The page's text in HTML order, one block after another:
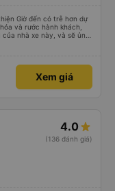
Giờ đến có trễ hơn dự
và rước hành khách,
nhà xe này, và sẽ ủng
nhà xe này
Xem giá
4.0
(136 đánh giá)